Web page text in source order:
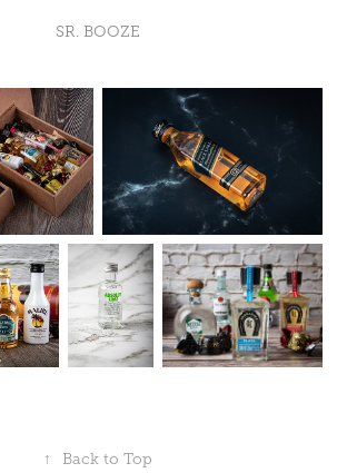
SR. BOOZE
↑ Back to Top